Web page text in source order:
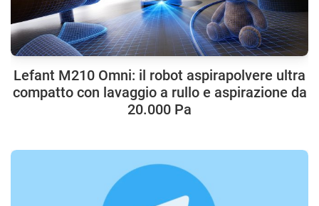
Lefant M210 Omni: il robot aspirapolvere ultra
compatto con lavaggio a rullo e aspirazione da
20.000 Pa